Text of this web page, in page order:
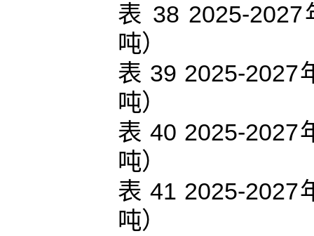
表 38 2025-
吨）
表 39 2025-2027
吨）
表 40 2025-2027
吨）
表 41 2025-2027
吨）